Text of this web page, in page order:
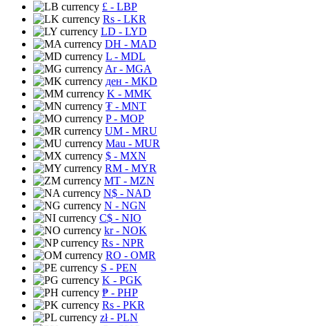
£ - LBP
Rs - LKR
LD - LYD
DH - MAD
L - MDL
Ar- MGA
ден - MKD
K - MMK
₮ - MNT
P- MOP
UM - MRU
Mau - MUR
$ - MXN
RM - MYR
MT - MZN
N$ - NAD
N - NGN
C$ - NIO
kr- NOK
Rs - NPR
RO - OMR
S - PEN
K - PGK
₱ - PHP
Rs - PKR
zł- PLN